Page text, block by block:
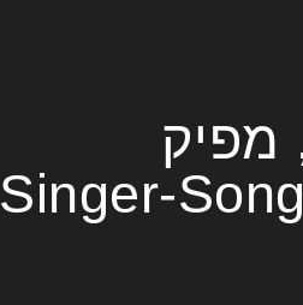
מפיק
Singer-